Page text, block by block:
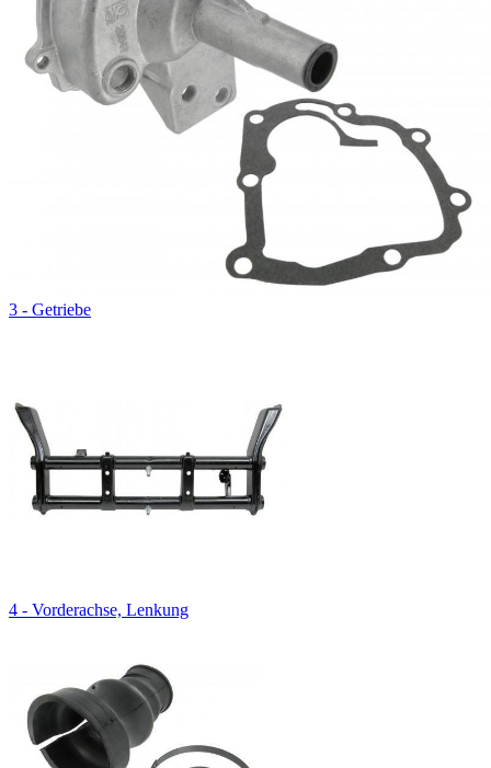
3 - Getriebe
4 - Vorderachse, Lenkung